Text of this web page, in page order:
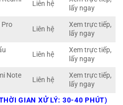
Liên hệ
lấy ngay
Pro
Liên hệ
Xem trực tiếp,
lấy ngay
Liên hệ
Xem trực tiếp,
lấy ngay
Note
Liên hệ
Xem trực tiếp,
lấy ngay
GIAN XỬ LÝ: 30-40 PHÚT)